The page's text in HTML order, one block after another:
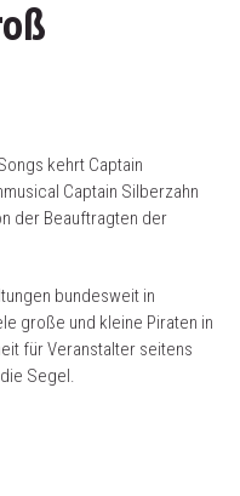
kehrt Captain
Captain Silberzahn
der Beauftragten der
bundesweit in
große und kleine Piraten in
für Veranstalter seitens
Segel.